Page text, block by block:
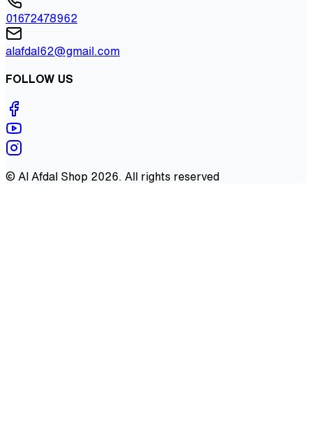
01672478962
alafdal62@gmail.com
FOLLOW US
© Al Afdal Shop 2026. All rights reserved